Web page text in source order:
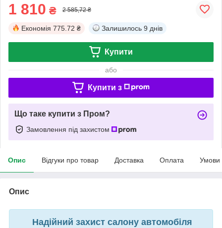
1 810 ₴ 2 585,72 ₴
Економія 775.72 ₴ Залишилось 9 днів
Купити
або
Купити з
Що таке купити з Пром?
Замовлення під захистом
Опис Відгуки про товар Доставка Оплата Умови
Опис
Надійний захист салону автомобіля